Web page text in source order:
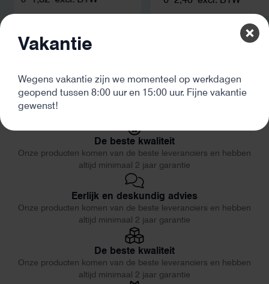
De beste kwaliteit
Onze producten komen van de beste leveranciers en hebben
altijd minimaal 2 jaar garantie
Eerlijk en deskundig advies
Onze producten komen van de beste leveranciers en hebben
altijd minimaal 2 jaar garantie
De beste kwaliteit
Onze producten komen van de beste leveranciers en hebben
altijd minimaal 2 jaar garantie
Vakantie
Wegens vakantie zijn we momenteel op werkdagen
geopend tussen 8:00 uur en 15:00 uur. Fijne vakantie
gewenst!